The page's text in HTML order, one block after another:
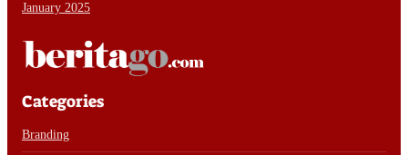
January 2025
Categories
Branding